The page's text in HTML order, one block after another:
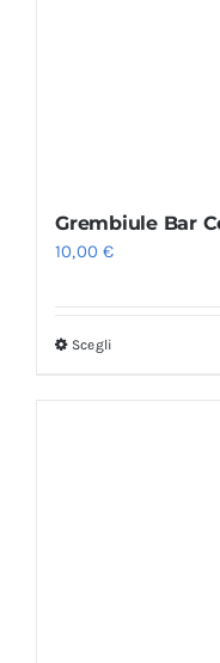
Grembiule Bar
10,00€
Scegli